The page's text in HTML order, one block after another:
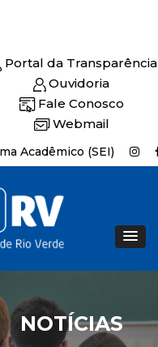
Portal da Transparência
Ouvidoria
Fale Conosco
Webmail
Acadêmico (SEI)
NOTÍCIAS